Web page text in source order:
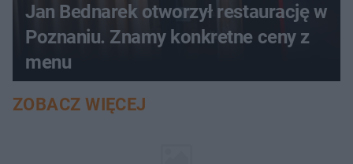
Jan Bednarek otworzył restaurację w
Poznaniu. Znamy konkretne ceny z
menu
ZOBACZ WIĘCEJ